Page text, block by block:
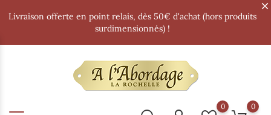
Livraison offerte en point relais, dès 50€ d'achat (hors produits
surdimensionnés) !
0 0